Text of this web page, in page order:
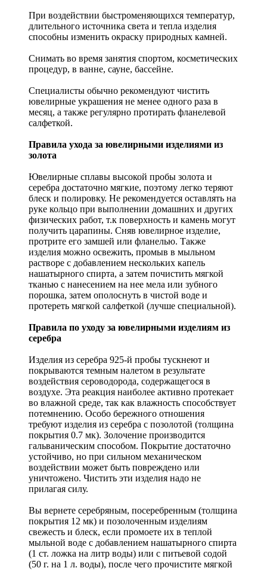
При воздействии быстроменяющихся температур,
длительного источника света и тепла изделия
способны изменить окраску природных камней.
Снимать во время занятия спортом, косметических
процедур, в ванне, сауне, бассейне.
Специалисты обычно рекомендуют чистить
ювелирные украшения не менее одного раза в
месяц, а также регулярно протирать фланелевой
салфеткой.
Правила ухода за ювелирными изделиями из
золота
Ювелирные сплавы высокой пробы золота и
серебра достаточно мягкие, поэтому легко теряют
блеск и полировку. Не рекомендуется оставлять на
руке кольцо при выполнении домашних и других
физических работ, т.к поверхность и камень могут
получить царапины. Сняв ювелирное изделие,
протрите его замшей или фланелью. Также
изделия можно освежить, промыв в мыльном
растворе с добавлением нескольких капель
нашатырного спирта, а затем почистить мягкой
тканью с нанесением на нее мела или зубного
порошка, затем ополоснуть в чистой воде и
протереть мягкой салфеткой (лучше специальной).
Правила по уходу за ювелирными изделиям из
серебра
Изделия из серебра 925-й пробы тускнеют и
покрываются темным налетом в результате
воздействия сероводорода, содержащегося в
воздухе. Эта реакция наиболее активно протекает
во влажной среде, так как влажность способствует
потемнению. Особо бережного отношения
требуют изделия из серебра с позолотой (толщина
покрытия 0.7 мк). Золочение производится
гальваническим способом. Покрытие достаточно
устойчиво, но при сильном механическом
воздействии может быть повреждено или
уничтожено. Чистить эти изделия надо не
прилагая силу.
Вы вернете серебряным, посеребренным (толщина
покрытия 12 мк) и позолоченным изделиям
свежесть и блеск, если промоете их в теплой
мыльной воде с добавлением нашатырного спирта
(1 ст. ложка на литр воды) или с питьевой содой
(50 г. на 1 л. воды), после чего прочистите мягкой